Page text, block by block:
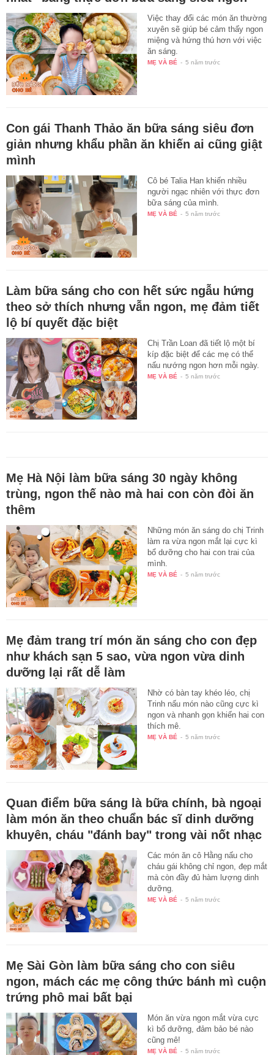
Việc thay đổi các món ăn thường
xuyên sẽ giúp bé cảm thấy ngon
miệng và hứng thú hơn với việc
ăn sáng.
MẸ VÀ BÉ - 5 năm trước
Con gái Thanh Thảo ăn bữa sáng siêu đơn
giản nhưng khẩu phần ăn khiến ai cũng giật
mình
Cô bé Talia Han khiến nhiều
người ngạc nhiên với thực đơn
bữa sáng của mình.
MẸ VÀ BÉ - 5 năm trước
Làm bữa sáng cho con hết sức ngẫu hứng
theo sở thích nhưng vẫn ngon, mẹ đảm tiết
lộ bí quyết đặc biệt
Chị Trần Loan đã tiết lộ một bí
kíp đặc biệt để các mẹ có thể
nấu nướng ngon hơn mỗi ngày.
MẸ VÀ BÉ - 5 năm trước
Mẹ Hà Nội làm bữa sáng 30 ngày không
trùng, ngon thế nào mà hai con còn đòi ăn
thêm
Những món ăn sáng do chị Trinh
làm ra vừa ngon mắt lại cực kì
bổ dưỡng cho hai con trai của
mình.
MẸ VÀ BÉ - 5 năm trước
Mẹ đảm trang trí món ăn sáng cho con đẹp
như khách sạn 5 sao, vừa ngon vừa dinh
dưỡng lại rất dễ làm
Nhờ có bàn tay khéo léo, chị
Trinh nấu món nào cũng cực kì
ngon và nhanh gọn khiến hai con
thích mê.
MẸ VÀ BÉ - 5 năm trước
Quan điểm bữa sáng là bữa chính, bà ngoại
làm món ăn theo chuẩn bác sĩ dinh dưỡng
khuyên, cháu "đánh bay" trong vài nốt nhạc
Các món ăn cô Hằng nấu cho
cháu gái không chỉ ngon, đẹp mắt
mà còn đầy đủ hàm lượng dinh
dưỡng.
MẸ VÀ BÉ - 5 năm trước
Mẹ Sài Gòn làm bữa sáng cho con siêu
ngon, mách các mẹ công thức bánh mì cuộn
trứng phô mai bất bại
Món ăn vừa ngon mắt vừa cực
kì bổ dưỡng, đảm bảo bé nào
cũng mê!
MẸ VÀ BÉ - 5 năm trước